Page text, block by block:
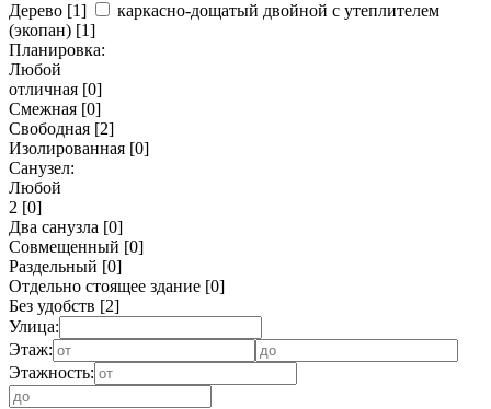
Дерево [1]
каркасно-дощатый двойной с утеплителем
(экопан) [1]
Планировка:
Любой
отличная [0]
Смежная [0]
Свободная [2]
Изолированная [0]
Санузел:
Любой
2 [0]
Два санузла [0]
Совмещенный [0]
Раздельный [0]
Отдельно стоящее здание [0]
Без удобств [2]
Улица:
Этаж:
Этажность: